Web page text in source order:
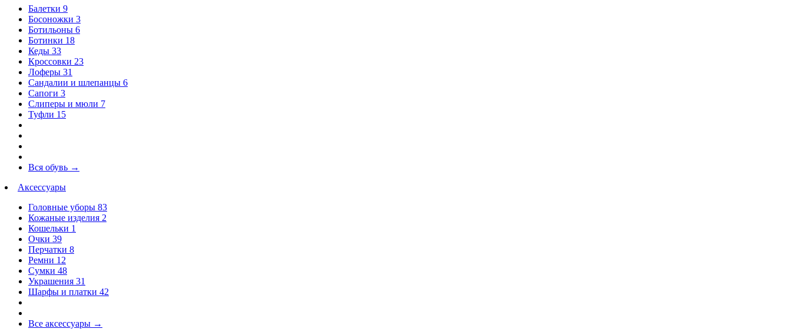
Балетки 9
Босоножки 3
Ботильоны 6
Ботинки 18
Кеды 33
Кроссовки 23
Лоферы 31
Сандалии и шлепанцы 6
Сапоги 3
Слиперы и мюли 7
Туфли 15
Вся обувь →
Аксессуары
Головные уборы 83
Кожаные изделия 2
Кошельки 1
Очки 39
Перчатки 8
Ремни 12
Сумки 48
Украшения 31
Шарфы и платки 42
Все аксессуары →